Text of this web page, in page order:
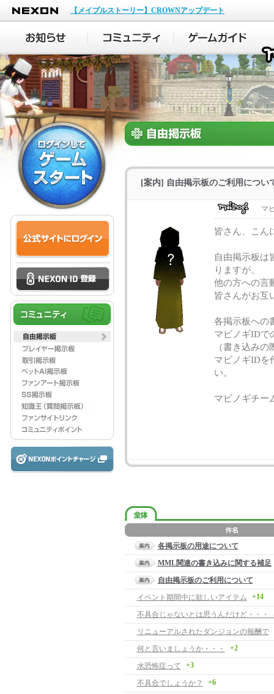
NEXON
【メイプルストーリー】CROWNアップデート
[案内] 自由掲示板のご利用につい
マ
皆さん、こん
自由掲示板は
りますが、
他の方への言
皆さんがお互
各掲示板への
マビノギIDで
（書き込み
マビノギIDを
い。
マビノギチー
各掲示板の用途について
MML関連の書き込みに関する補足
自由掲示板のご利用について
イベント期間中に欲しいアイテム
+14
不具合じゃないとは思うんだけど・・・
リニューアルされたダンジョンの報酬で
何と言いましょうか・・・ +2
水恐怖症って +3
不具合でしょうか？ +6